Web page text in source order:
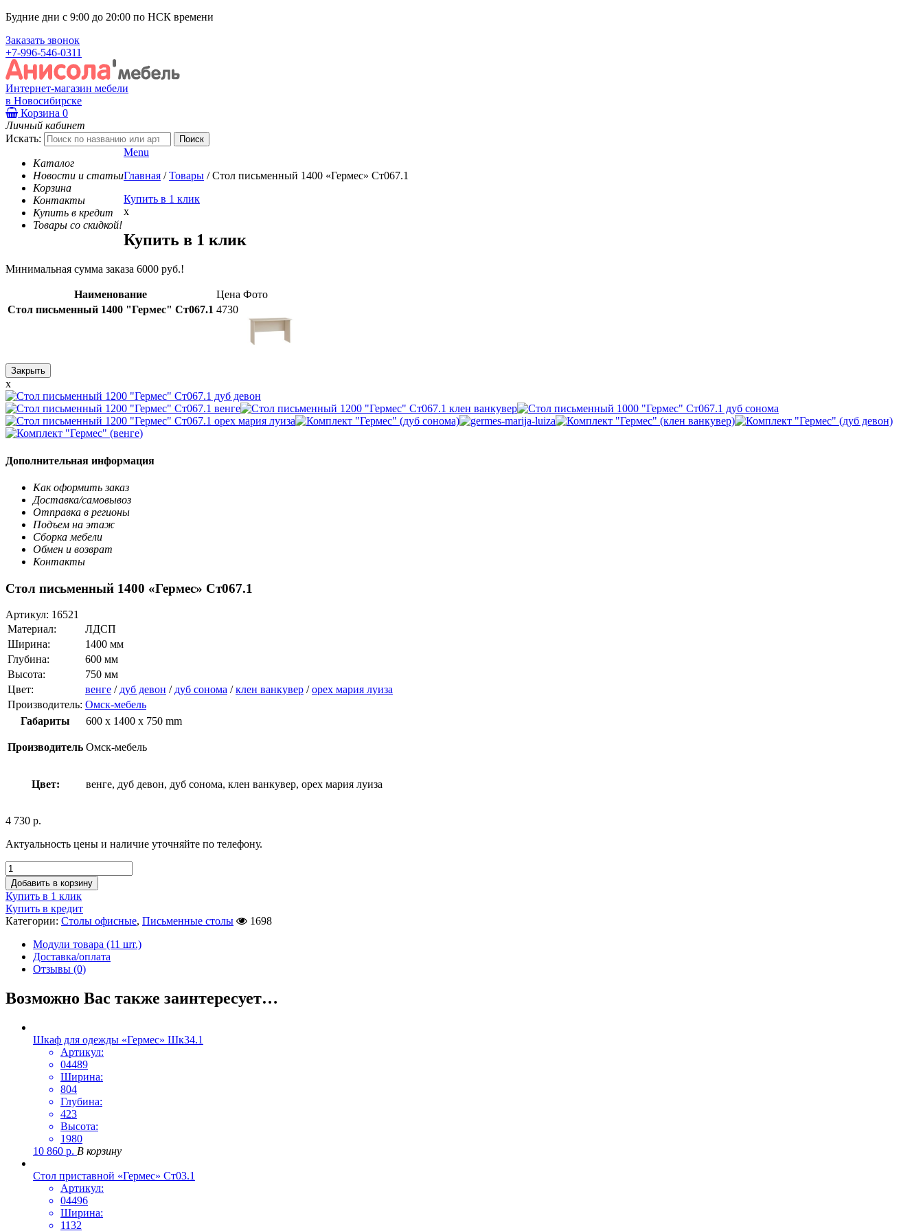
Будние дни с 9:00 до 20:00 по НСК времени
Заказать звонок
+7-996-546-0311
Интернет-магазин мебели
в Новосибирске
Корзина 0
Личный кабинет
Искать:
Каталог
Новости и статьи
Корзина
Контакты
Купить в кредит
Товары со скидкой!
Menu
Главная / Товары / Стол письменный 1400 «Гермес» Ст067.1
Купить в 1 клик
x
Купить в 1 клик
Минимальная сумма заказа 6000 руб.!
Наименование Цена Фото
Стол письменный 1400 "Гермес" Ст067.1 4730
Закрыть
x
Дополнительная информация
Как оформить заказ
Доставка/самовывоз
Отправка в регионы
Подъем на этаж
Сборка мебели
Обмен и возврат
Контакты
Стол письменный 1400 «Гермес» Ст067.1
Артикул: 16521
Материал:
ЛДСП
Ширина:
1400 мм
Глубина:
600 мм
Высота:
750 мм
Цвет:
венге / дуб девон / дуб сонома /клен ванкувер /орех мария луиза
Производитель: Омск-мебель
Габариты
600 x 1400 x 750 mm
Производитель Омск-мебель
Цвет: венге, дуб девон, дуб сонома, клен ванкувер, орех мария луиза
4 730 р.
Актуальность цены и наличие уточняйте по телефону.
Добавить в корзину
Купить в 1 клик
Купить в кредит
Категории: Столы офисные, Письменные столы
1698
Модули товара (11 шт.)
Доставка/оплата
Отзывы (0)
Возможно Вас также заинтересует…
Шкаф для одежды «Гермес» Шк34.1
Артикул:
04489
Ширина:
804
Глубина:
423
Высота:
1980
10 860 р. В корзину
Стол приставной «Гермес» Ст03.1
Артикул:
04496
Ширина:
1132